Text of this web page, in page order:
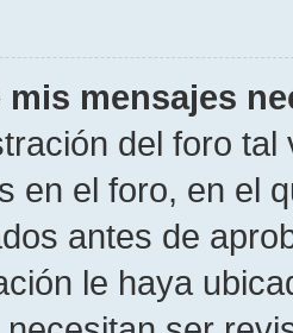
mis mensajes
del foro
en el foro, en el
antes de
le haya